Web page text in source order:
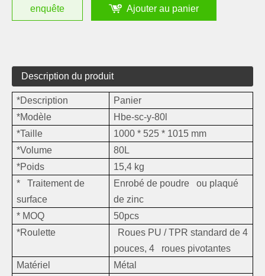
enquête Ajouter au panier
Description du produit
*Description
Panier ​
*Modèle
Hbe-sc-y-80l
*Taille
1000 * 525 * 1015 mm
*Volume
80L
*Poids
15,4 kg
* Traitement de
surface
Enrobé de poudre ou plaqué
de zinc
* MOQ
50pcs
*Roulette
Roues PU / TPR standard de 4
pouces, 4 roues pivotantes
Matériel
Métal